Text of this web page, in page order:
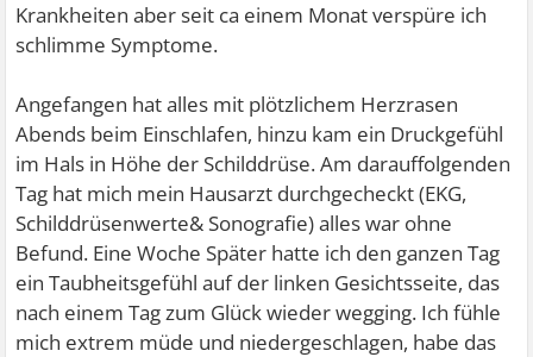
Krankheiten aber seit ca einem Monat verspüre ich
schlimme Symptome.
Angefangen hat alles mit plötzlichem Herzrasen
Abends beim Einschlafen, hinzu kam ein Druckgefühl
im Hals in Höhe der Schilddrüse. Am darauffolgenden
Tag hat mich mein Hausarzt durchgecheckt (EKG,
Schilddrüsenwerte& Sonografie) alles war ohne
Befund. Eine Woche Später hatte ich den ganzen Tag
ein Taubheitsgefühl auf der linken Gesichtsseite, das
nach einem Tag zum Glück wieder wegging. Ich fühle
mich extrem müde und niedergeschlagen, habe das